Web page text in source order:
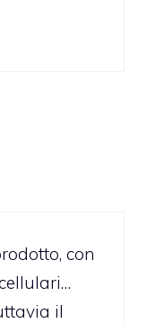
con
il